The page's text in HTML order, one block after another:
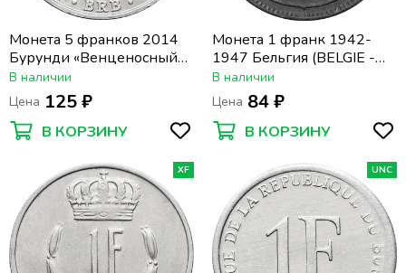
Монета 5 франков 2014
Бурунди «Венценосный
орёл»
В наличии
Цена 125 ₽
В КОРЗИНУ
Монета 1 франк 1942-
1947 Бельгия (BELGIE -
BELGIQUE)
В наличии
Цена 84 ₽
В КОРЗИНУ
XF UNC